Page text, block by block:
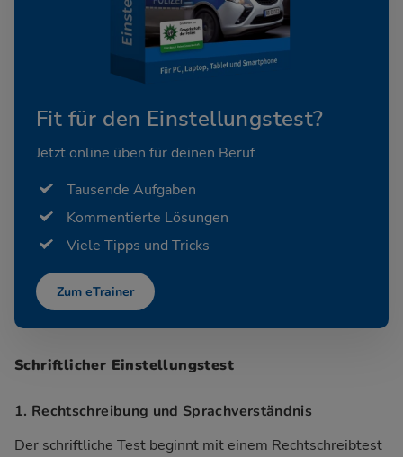
Fit für den Einstellungstest?
Jetzt online üben für deinen Beruf.
Tausende Aufgaben
Kommentierte Lösungen
Viele Tipps und Tricks
Zum eTrainer
Schriftlicher Einstellungstest
1. Rechtschreibung und Sprachverständnis
Der schriftliche Test beginnt mit einem Rechtschreibtest